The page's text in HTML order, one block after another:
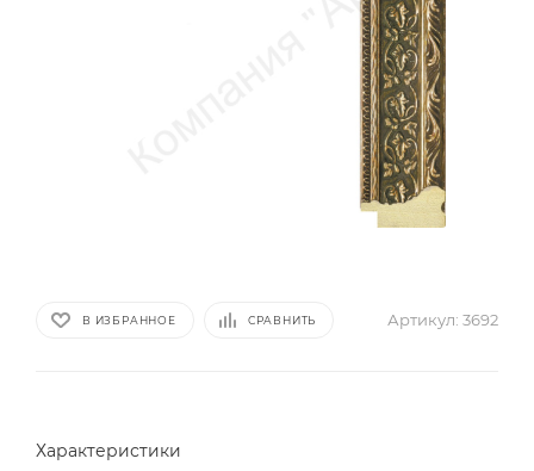
В ИЗБРАННОЕ СРАВНИТЬ Артикул: 3692
Характеристики